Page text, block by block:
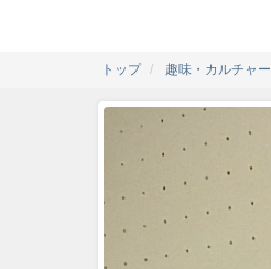
トップ 趣味・カルチャー